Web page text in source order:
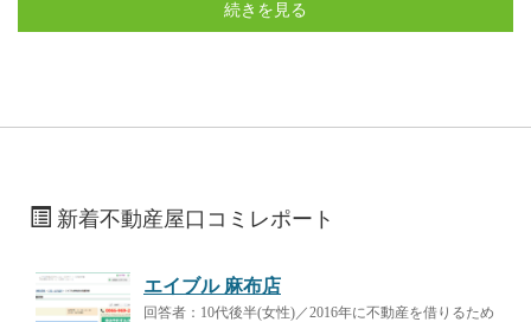
続きを見る
新着不動産屋口コミレポート
エイブル 麻布店
回答者：10代後半(女性)／2016年に不動産を借りるため